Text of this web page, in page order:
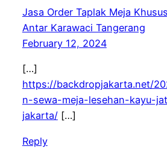
Jasa Order Taplak Meja
Antar Karawaci Tangerang
February 12, 2024
[…]
https://backdropjakarta.net/
n-sewa-meja-lesehan-kayu-
jakarta/[…]
Reply